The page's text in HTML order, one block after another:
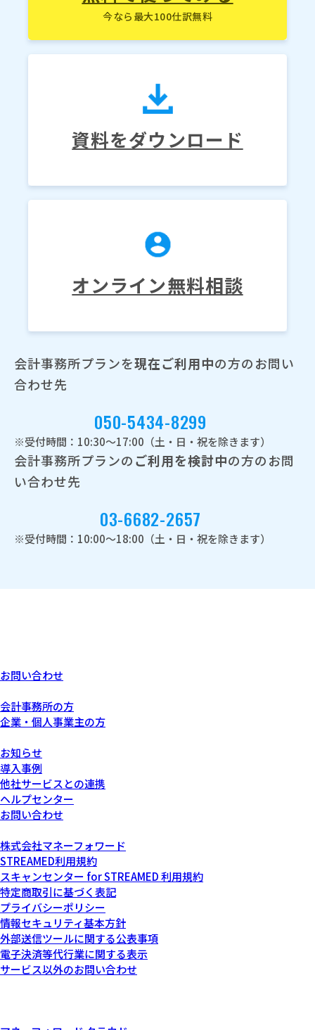
今なら最大100仕訳無料
資料をダウンロード
オンライン無料相談
会計事務所プランを現在ご利用中の方のお問い
合わせ先
050-5434-8299
※受付時間：10:30～17:00（土・日・祝を除きます）
会計事務所プランのご利用を検討中の方のお問
い合わせ先
03-6682-2657
※受付時間：10:00～18:00（土・日・祝を除きます）
お問い合わせ
会計事務所の方
企業・個人事業主の方
お知らせ
導入事例
他社サービスとの連携
ヘルプセンター
お問い合わせ
株式会社マネーフォワード
STREAMED利用規約
スキャンセンター for STREAMED 利用規約
特定商取引に基づく表記
プライバシーポリシー
情報セキュリティ基本方針
外部送信ツールに関する公表事項
電子決済等代行業に関する表示
サービス以外のお問い合わせ